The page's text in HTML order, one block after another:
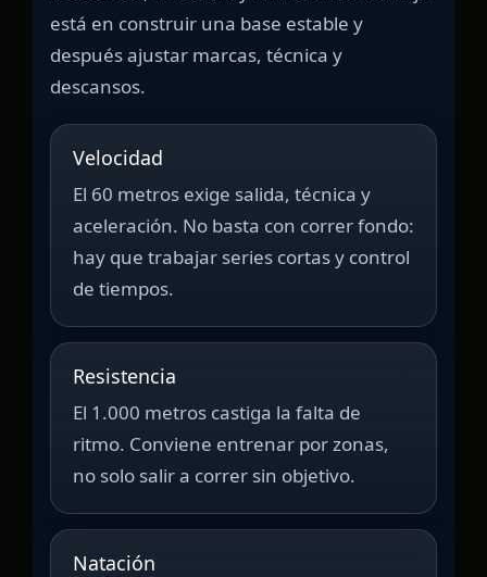
está en construir una base estable y
después ajustar marcas, técnica y
descansos.
Velocidad
El 60 metros exige salida, técnica y
aceleración. No basta con correr fondo:
hay que trabajar series cortas y control
de tiempos.
Resistencia
El 1.000 metros castiga la falta de
ritmo. Conviene entrenar por zonas,
no solo salir a correr sin objetivo.
Natación